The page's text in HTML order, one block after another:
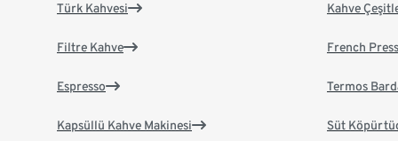
Türk Kahvesi
Filtre Kahve
Espresso
Kapsüllü Kahve Makinesi
Kahve
French
Termos
Süt